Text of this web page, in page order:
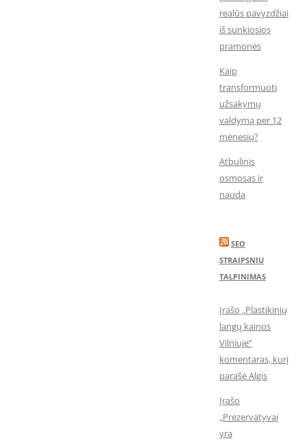
realūs pavyzdžiai
iš sunkiosios
pramonės
Kaip
transformuoti
užsakymų
valdymą per 12
mėnesių?
Atbulinis
osmosas ir
nauda
SEO
STRAIPSNIU
TALPINIMAS
Įrašo „Plastikinių
langų kainos
Vilniuje“
komentaras, kurį
parašė Algis
Įrašo
„Prezervatyvai
yra